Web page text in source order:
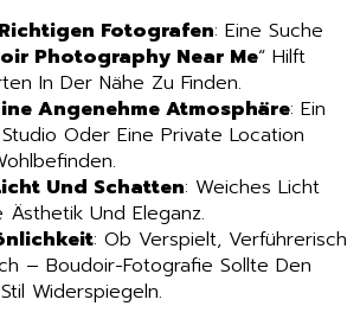
Fotografen: Eine Suche
Photography Near Me“ Hilft
In Der Nähe Zu Finden.
Angenehme Atmosphäre: Ein
Oder Eine Private Location
Und Schatten: Weiches Licht
Ästhetik Und Eleganz.
: Ob Verspielt, Verführerisch
– Boudoir-Fotografie Sollte Den
Widerspiegeln.